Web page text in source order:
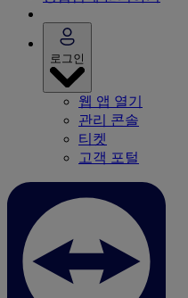
로그인
웹 앱 열기
관리 콘솔
티켓
고객 포털